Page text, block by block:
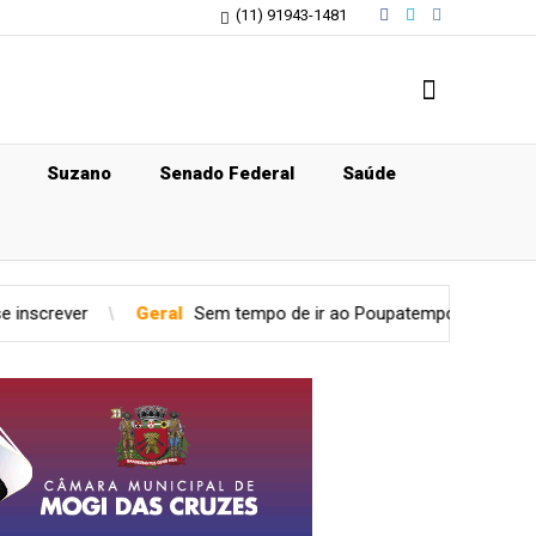
(11) 91943-1481
Suzano Senado Federal Saúde
Sem tempo de ir ao Poupatempo? Veja estações de Metrô com